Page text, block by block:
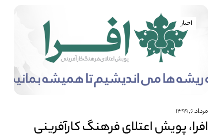
اخبار
مرداد ۶, ۱۳۹۹
افرا، پویش اعتلای فرهنگ کارآفرینی